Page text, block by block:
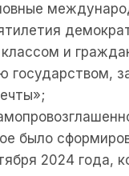
и
государством,
было
2024 года,